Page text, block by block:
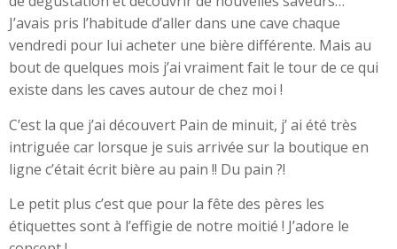
J’avais pris l’habitude d’aller dans une cave chaque
vendredi pour lui acheter une bière différente. Mais au
bout de quelques mois j’ai vraiment fait le tour de ce qui
existe dans les caves autour de chez moi !
C’est la que j’ai découvert Pain de minuit, j’ ai été très
intriguée car lorsque je suis arrivée sur la boutique en
ligne c’était écrit bière au pain !! Du pain ?!
Le petit plus c’est que pour la fête des pères les
étiquettes sont à l’effigie de notre moitié ! J’adore le